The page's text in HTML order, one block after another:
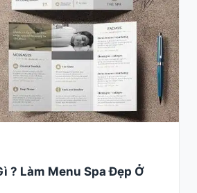
? Làm Menu Spa Đẹp Ở